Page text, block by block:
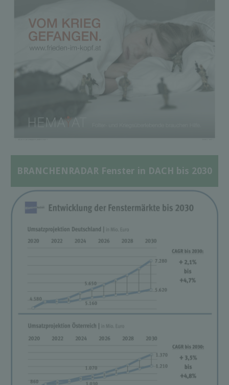
BRANCHENRADAR Fenster in DACH bis 2030